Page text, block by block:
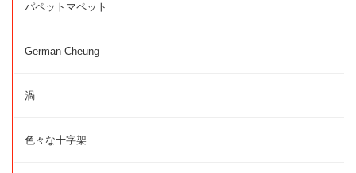
パペットマペット
German Cheung
渦
色々な十字架